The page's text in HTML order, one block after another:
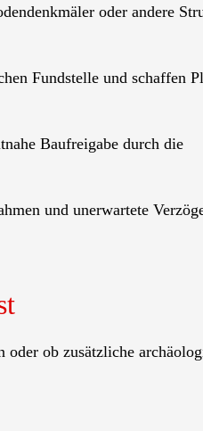
oder andere
Fundstelle und schaffen
Baufreigabe durch die
und unerwartete
ob zusätzliche